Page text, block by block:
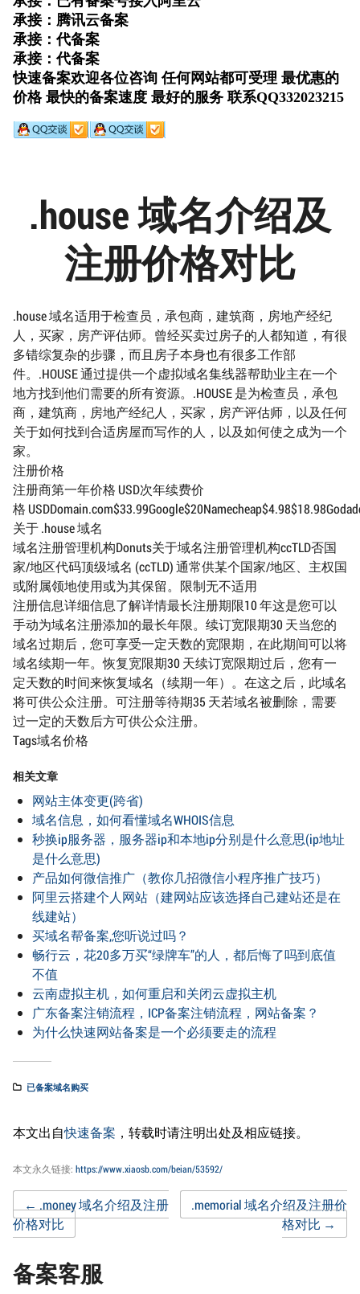
.house 域名介绍及
注册价格对比
.house 域名适用于检查员，承包商，建筑商，房地产经纪
人，买家，房产评估师。曾经买卖过房子的人都知道，有很
多错综复杂的步骤，而且房子本身也有很多工作部
件。.HOUSE 通过提供一个虚拟域名集线器帮助业主在一个
地方找到他们需要的所有资源。.HOUSE 是为检查员，承包
商，建筑商，房地产经纪人，买家，房产评估师，以及任何
关于如何找到合适房屋而写作的人，以及如何使之成为一个
家。
注册价格
注册商第一年价格 USD次年续费价
格
关于 .house 域名
域名注册管理机构Donuts关于域名注册管理机构ccTLD否国
家/地区代码顶级域名 (ccTLD) 通常供某个国家/地区、主权国
或附属领地使用或为其保留。限制无不适用
注册信息详细信息了解详情最长注册期限10 年这是您可以
手动为域名注册添加的最长年限。续订宽限期30 天当您的
域名过期后，您可享受一定天数的宽限期，在此期间可以将
域名续期一年。恢复宽限期30 天续订宽限期过后，您有一
定天数的时间来恢复域名（续期一年）。在这之后，此域名
将可供公众注册。可注册等待期35 天若域名被删除，需要
过一定的天数后方可供公众注册。
Tags域名价格
相关文章
网站主体变更(跨省)
域名信息，如何看懂域名WHOIS信息
秒换ip服务器，服务器ip和本地ip分别是什么意思(ip地址
是什么意思)
产品如何微信推广（教你几招微信小程序推广技巧）
阿里云搭建个人网站（建网站应该选择自己建站还是在
线建站）
买域名帮备案,您听说过吗？
畅行云，花20多万买“绿牌车”的人，都后悔了吗到底值
不值
云南虚拟主机，如何重启和关闭云虚拟主机
广东备案注销流程，ICP备案注销流程，网站备案？
为什么快速网站备案是一个必须要走的流程
已备案域名购买
本文出自快速备案 ，转载时请注明出处及相应链接。
本文永久链接: https://www.xiaosb.com/beian/53592/
Post
navigation
← .money 域名介绍及注册
价格对比
.memorial 域名介绍及注册价
格对比→
备案客服